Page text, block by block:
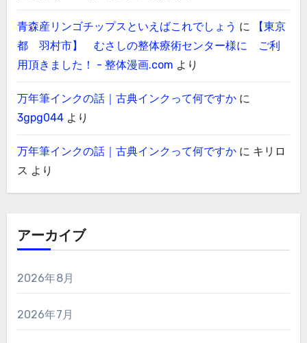
青森産リンゴチップスといえばこれでしょう に
【東京
都 羽村市】 むさしの整体療術センター様に ご利
用頂きました！ - 整体漫画.com より
万年筆インクの話｜古典インクって何ですかに
3gpg044より
万年筆インクの話｜古典インクって何ですかに キリロ
ス より
アーカイブ
2026年8月
2026年7月